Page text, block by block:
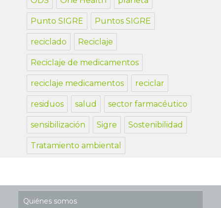
Punto SIGRE Puntos SIGRE
reciclado Reciclaje
Reciclaje de medicamentos
reciclaje medicamentos reciclar
residuos salud sector farmacéutico
sensibilización Sigre Sostenibilidad
Tratamiento ambiental
Quiénes somos